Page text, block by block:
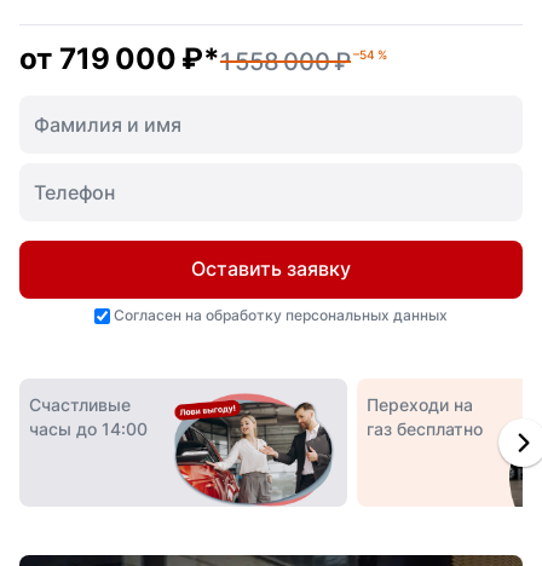
от 719 000 ₽*1 558 000 ₽–54 %
Оставить заявку
Согласен на обработку персональных данных
Счастливые
часы до 14:00
Переходи на
газ бесплатно